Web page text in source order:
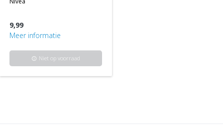
9,99
Meer informatie
info Niet op voorraad